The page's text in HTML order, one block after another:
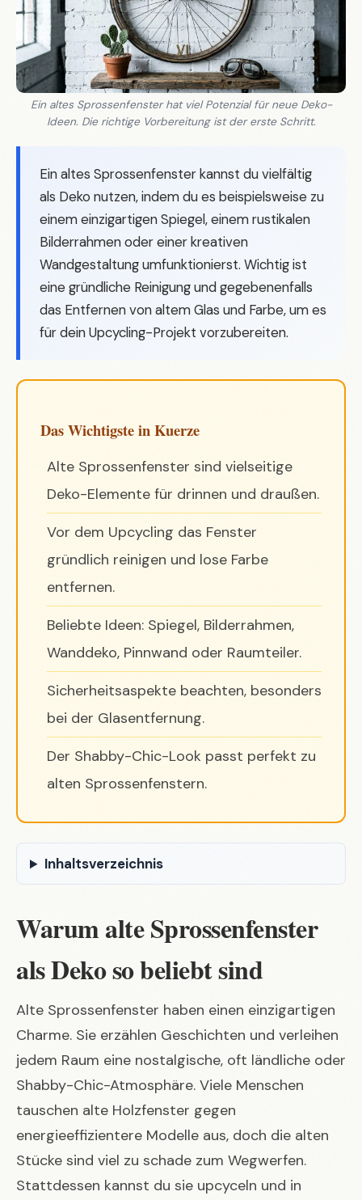
Ein altes Sprossenfenster hat viel Potenzial für neue Deko-
Ideen. Die richtige Vorbereitung ist der erste Schritt.
Ein altes Sprossenfenster kannst du vielfältig
als Deko nutzen, indem du es beispielsweise zu
einem einzigartigen Spiegel, einem rustikalen
Bilderrahmen oder einer kreativen
Wandgestaltung umfunktionierst. Wichtig ist
eine gründliche Reinigung und gegebenenfalls
das Entfernen von altem Glas und Farbe, um es
für dein Upcycling-Projekt vorzubereiten.
Das Wichtigste in Kuerze
Alte Sprossenfenster sind vielseitige
Deko-Elemente für drinnen und draußen.
Vor dem Upcycling das Fenster
gründlich reinigen und lose Farbe
entfernen.
Beliebte Ideen: Spiegel, Bilderrahmen,
Wanddeko, Pinnwand oder Raumteiler.
Sicherheitsaspekte beachten, besonders
bei der Glasentfernung.
Der Shabby-Chic-Look passt perfekt zu
alten Sprossenfenstern.
Inhaltsverzeichnis
Warum alte Sprossenfenster
als Deko so beliebt sind
Alte Sprossenfenster haben einen einzigartigen
Charme. Sie erzählen Geschichten und verleihen
jedem Raum eine nostalgische, oft ländliche oder
Shabby-Chic-Atmosphäre. Viele Menschen
tauschen alte Holzfenster gegen
energieeffizientere Modelle aus, doch die alten
Stücke sind viel zu schade zum Wegwerfen.
Stattdessen kannst du sie upcyceln und in